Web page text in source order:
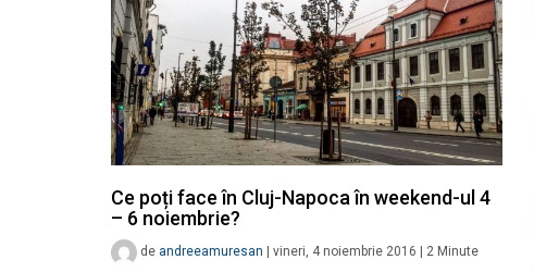
Ce poți face în Cluj-Napoca în weekend-ul 4
– 6 noiembrie?
de andreeamuresan vineri, 4 noiembrie 2016 2 Minute